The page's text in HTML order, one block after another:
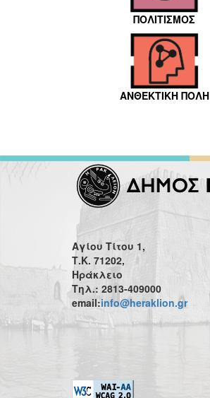
ΠΟΛΙΤΙΣΜΟΣ
ΑΝΘΕΚΤΙΚΗ ΠΟΛΗ
Αγίου Τίτου 1,
Τ.Κ. 71202,
Ηράκλειο
Τηλ.: 2813-409000
email:info@heraklion.gr